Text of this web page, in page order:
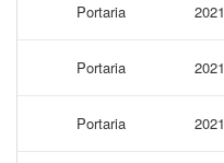
Portaria 2021
Portaria 2021
Portaria 2021